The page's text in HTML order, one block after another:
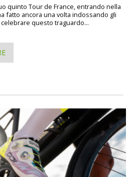
quinto Tour de France, entrando nella
fatto ancora una volta indossando gli
questo traguardo...